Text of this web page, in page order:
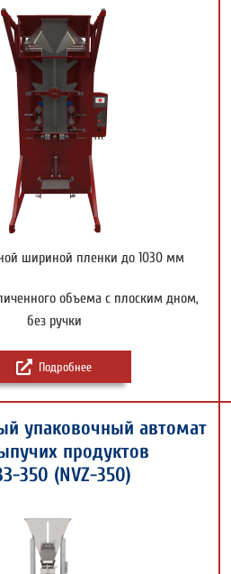
шириной пленки до 1030 мм
объема с плоским дном,
без ручки
Подробнее
упаковочный автомат
продуктов
350 (NVZ-350)